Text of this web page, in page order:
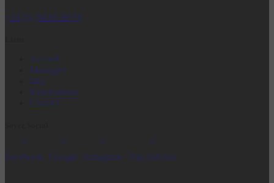
+33 (6) 84.85.98.66
Accueil
Massages
Info
Réservations
Contact
Facebook Google Instagram Trip Advisor